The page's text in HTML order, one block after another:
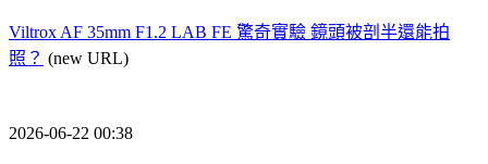
Viltrox AF 35mm F1.2 LAB FE 驚奇實驗 鏡頭被剖半還能拍
照？ (new URL)
2026-06-22 00:38